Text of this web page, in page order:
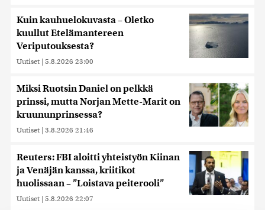
Kuin kauhuelokuvasta – Oletko
kuullut Etelämantereen
Veriputouksesta?
Uutiset | 5.8.2026 23:00
Miksi Ruotsin Daniel on pelkkä
prinssi, mutta Norjan Mette-Marit on
kruununprinsessa?
Uutiset | 3.8.2026 21:46
Reuters: FBI aloitti yhteistyön Kiinan
ja Venäjän kanssa, kriitikot
huolissaan – ”Loistava peiterooli”
Uutiset | 5.8.2026 22:07